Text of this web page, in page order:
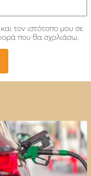
τον ιστότοπο μου σε
που θα σχολιάσω.